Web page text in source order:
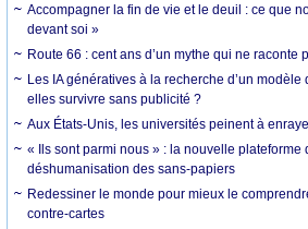
Accompagner la fin de vie et le deuil : ce que
devant soi »
Route 66 : cent ans d’un mythe qui ne raconte
Les IA génératives à la recherche d’un modèle
elles survivre sans publicité ?
Aux États-Unis, les universités peinent à
« Ils sont parmi nous » : la nouvelle
déshumanisation des sans-papiers
Redessiner le monde pour mieux le
contre-cartes